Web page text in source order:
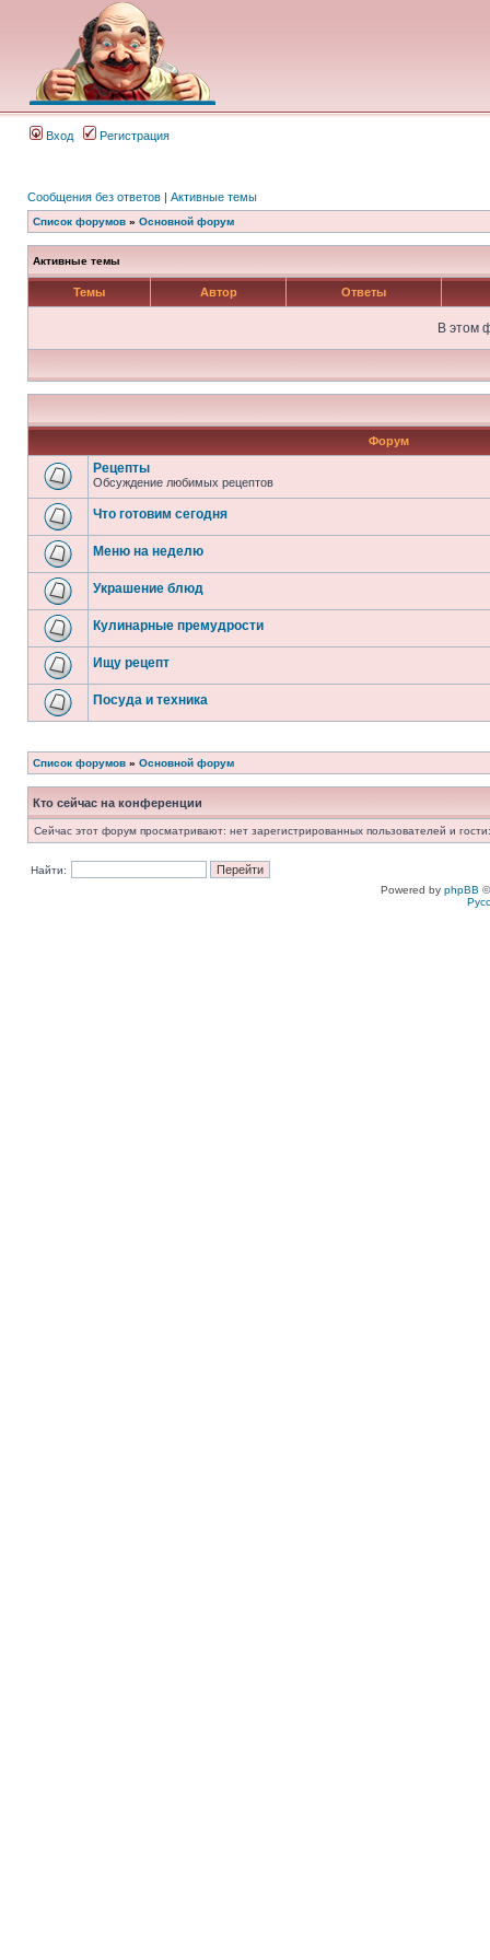
Вход Регистрация
Сообщения без ответов | Активные темы
Список форумов » Основной форум
Активные темы
Темы Автор Ответы
В этом
Форум
Рецепты
Обсуждение любимых рецептов
Что готовим сегодня
Меню на неделю
Украшение блюд
Кулинарные премудрости
Ищу рецепт
Посуда и техника
Список форумов » Основной форум
Кто сейчас на конференции
Сейчас этот форум просматривают: нет зарегистрированных пользователей и
Найти:
Powered by phpBB